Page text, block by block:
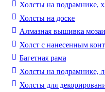
Холсты на подрамнике,
Холсты на доске
Алмазная вышивка
Холст с нанесенным
Багетная рама
Холсты на подрамнике,
Холсты для